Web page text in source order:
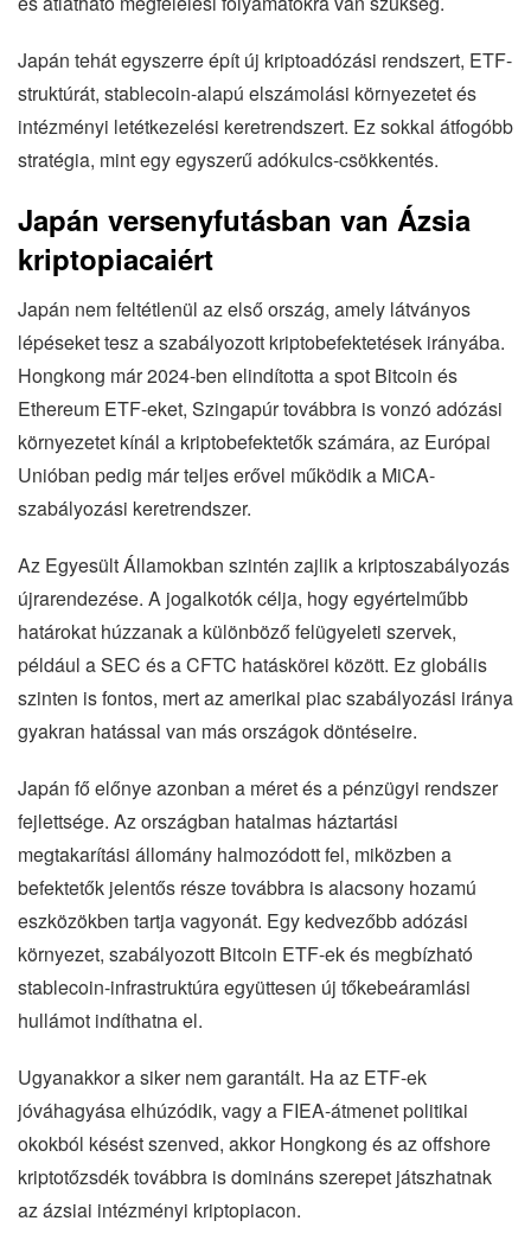
Japán tehát egyszerre épít új kriptoadózási rendszert, ETF-
struktúrát, stablecoin-alapú elszámolási környezetet és
intézményi letétkezelési keretrendszert. Ez sokkal átfogóbb
stratégia, mint egy egyszerű adókulcs-csökkentés.
Japán versenyfutásban van Ázsia
kriptopiacaiért
Japán nem feltétlenül az első ország, amely látványos
lépéseket tesz a szabályozott kriptobefektetések irányába.
Hongkong már 2024-ben elindította a spot Bitcoin és
Ethereum ETF-eket, Szingapúr továbbra is vonzó adózási
környezetet kínál a kriptobefektetők számára, az Európai
Unióban pedig már teljes erővel működik a MiCA-
szabályozási keretrendszer.
Az Egyesült Államokban szintén zajlik a kriptoszabályozás
újrarendezése. A jogalkotók célja, hogy egyértelműbb
határokat húzzanak a különböző felügyeleti szervek,
például a SEC és a CFTC hatáskörei között. Ez globális
szinten is fontos, mert az amerikai piac szabályozási iránya
gyakran hatással van más országok döntéseire.
Japán fő előnye azonban a méret és a pénzügyi rendszer
fejlettsége. Az országban hatalmas háztartási
megtakarítási állomány halmozódott fel, miközben a
befektetők jelentős része továbbra is alacsony hozamú
eszközökben tartja vagyonát. Egy kedvezőbb adózási
környezet, szabályozott Bitcoin ETF-ek és megbízható
stablecoin-infrastruktúra együttesen új tőkebeáramlási
hullámot indíthatna el.
Ugyanakkor a siker nem garantált. Ha az ETF-ek
jóváhagyása elhúzódik, vagy a FIEA-átmenet politikai
okokból késést szenved, akkor Hongkong és az offshore
kriptotőzsdék továbbra is domináns szerepet játszhatnak
az ázsiai intézményi kriptopiacon.